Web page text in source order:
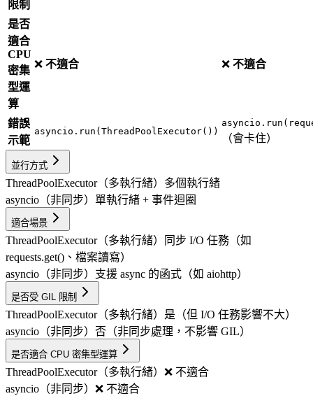
限制
是否
適合
CPU
密集
型運
算
❌ 不適合 ❌ 不適合
錯誤
示範
asyncio.run(ThreadPoolExecutor())
（會卡住）
並行方式
ThreadPoolExecutor（多執行緒） 多個執行緒
asyncio（非同步） 單執行緒 + 事件迴圈
適合場景
ThreadPoolExecutor（多執行緒）
同步 I/O 任務（如
requests.get()、檔案讀寫）
asyncio（非同步） 支援 async 的函式（如 aiohttp）
是否受 GIL 限制
ThreadPoolExecutor（多執行緒） 是（但 I/O 任務影響不大）
asyncio（非同步） 否（非同步處理，不影響 GIL）
是否適合 CPU 密集型運算
ThreadPoolExecutor（多執行緒） ❌ 不適合
asyncio（非同步） ❌ 不適合